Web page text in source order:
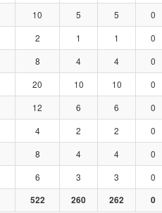
10 5 5 0
2 1 1 0
8 4 4 0
20 10 10 0
12 6 6 0
4 2 2 0
8 4 4 0
6 3 3 0
522 260 262 0